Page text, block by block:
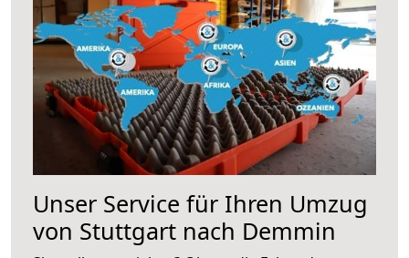
Unser Service für Ihren Umzug
von Stuttgart nach Demmin